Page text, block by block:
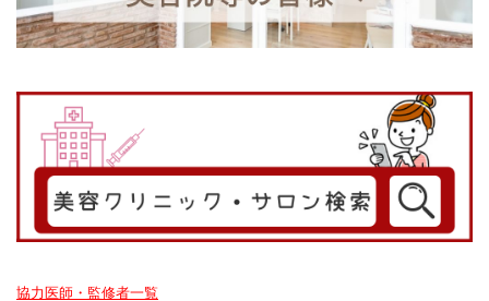
協力医師・監修者一覧